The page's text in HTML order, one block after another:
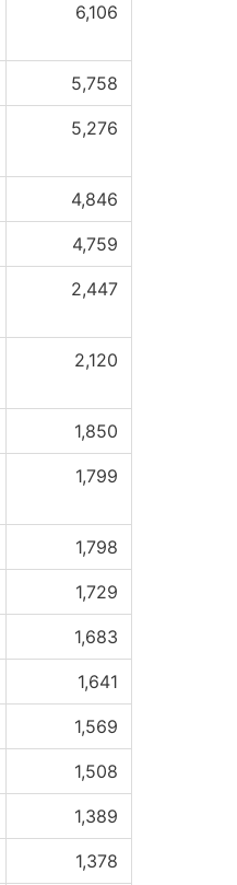
6,106
5,758
5,276
4,846
4,759
2,447
2,120
1,850
1,799
1,798
1,729
1,683
1,641
1,569
1,508
1,389
1,378